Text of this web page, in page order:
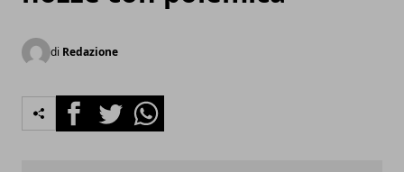
di Redazione
FacebookTwitterWhatsapp